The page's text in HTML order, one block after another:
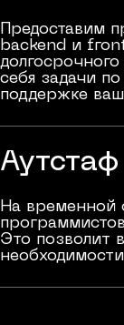
Предоставим
backend и
себя задачи
поддержке
На временной
Это позволит